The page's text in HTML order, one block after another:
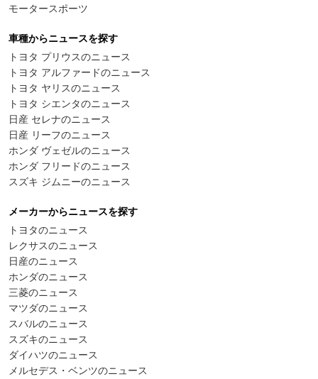
モータースポーツ
車種からニュースを探す
トヨタ プリウスのニュース
トヨタ アルファードのニュース
トヨタ ヤリスのニュース
トヨタ シエンタのニュース
日産 セレナのニュース
日産 リーフのニュース
ホンダ ヴェゼルのニュース
ホンダ フリードのニュース
スズキ ジムニーのニュース
メーカーからニュースを探す
トヨタのニュース
レクサスのニュース
日産のニュース
ホンダのニュース
三菱のニュース
マツダのニュース
スバルのニュース
スズキのニュース
ダイハツのニュース
メルセデス・ベンツのニュース